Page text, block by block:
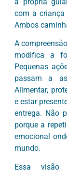
com a
Ambos
A
modifica a
Pequenas
passam a
Alimentar,
e estar
entrega. Não
porque a
emocional
mundo.
Essa visão